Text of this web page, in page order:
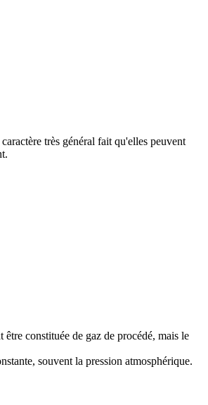
très général fait qu'elles peuvent
constituée de gaz de procédé, mais le
souvent la pression atmosphérique.